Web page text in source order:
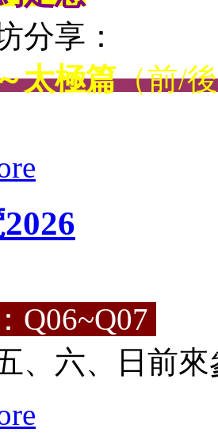
分享：
太極篇（前/
Q06~Q07
、六、日前來